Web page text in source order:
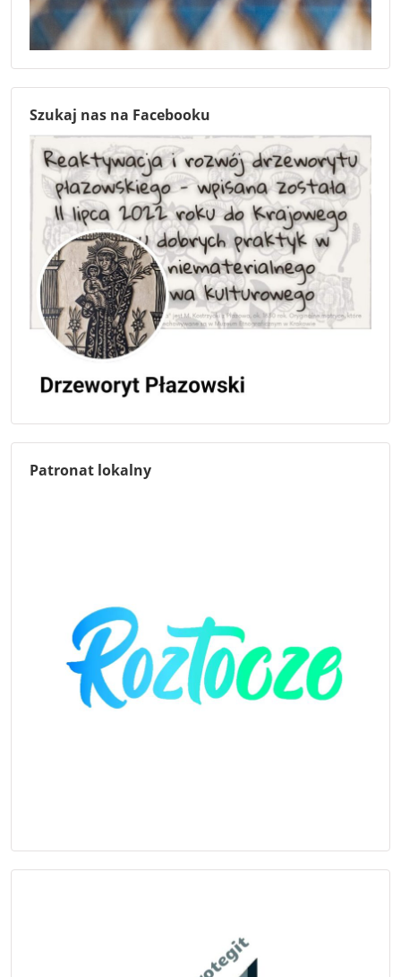
Szukaj nas na Facebooku
Patronat lokalny